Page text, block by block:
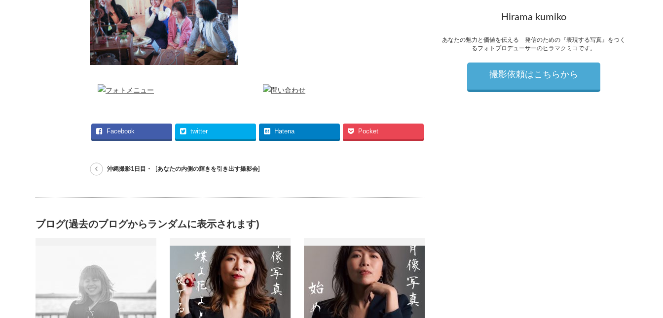
Facebook twitter Hatena Pocket
沖縄撮影1日目・ [あなたの内側の輝きを引き出す撮影会]
ブログ(過去のブログからランダムに表示されます)
Hirama kumiko
あなたの魅力と価値を伝える 発信のための『表現する写真』をつく
るフォトプロデューサーのヒラマクミコです。
撮影依頼はこちらから